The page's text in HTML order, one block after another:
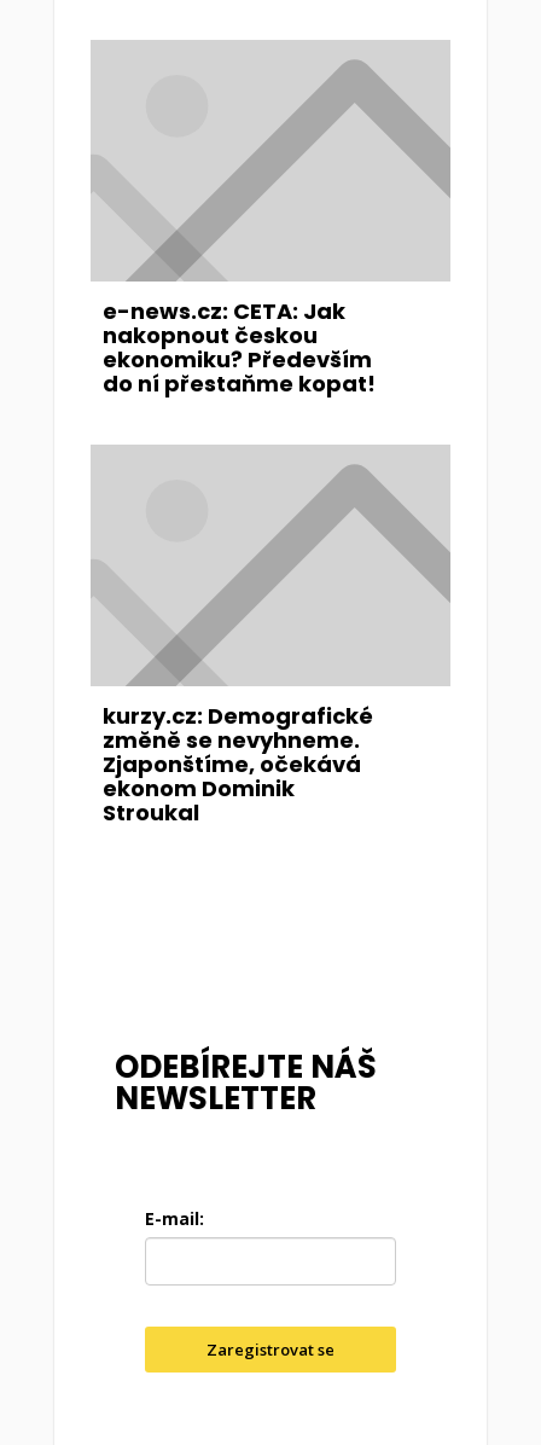
e-news.cz: CETA: Jak
nakopnout českou
ekonomiku? Především
do ní přestaňme kopat!
kurzy.cz: Demografické
změně se nevyhneme.
Zjaponštíme, očekává
ekonom Dominik
Stroukal
ODEBÍREJTE NÁŠ
NEWSLETTER
E-mail:
Zaregistrovat se